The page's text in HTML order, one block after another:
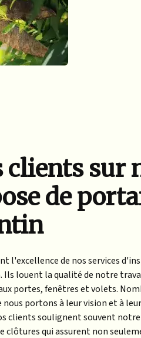
clients sur
de
l'excellence de nos services
louent la qualité de notre
portes, fenêtres et volets.
portons à leur vision et à
clients soulignent souvent notre
qui assurent non